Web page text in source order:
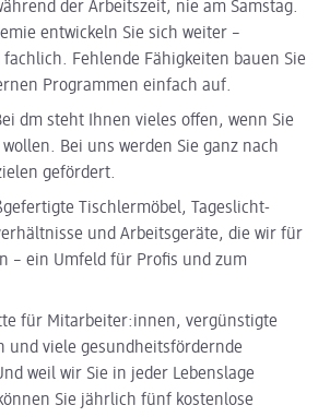
der Arbeitszeit, nie am Samstag.
entwickeln Sie sich weiter –
Fehlende Fähigkeiten bauen Sie
Programmen einfach auf.
dm steht Ihnen vieles offen, wenn Sie
Bei uns werden Sie ganz nach
gefördert.
Tischlermöbel, Tageslicht-
und Arbeitsgeräte, die wir für
– ein Umfeld für Profis und zum
für Mitarbeiter:innen, vergünstigte
und viele gesundheitsfördernde
weil wir Sie in jeder Lebenslage
Sie jährlich fünf kostenlose